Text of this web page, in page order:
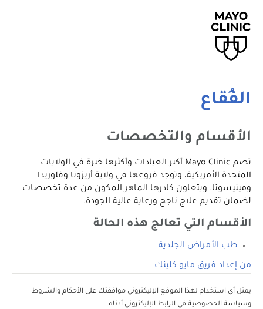
الفُقاع
الأقسام والتخصصات
تضم Mayo Clinic أكبر العيادات وأكثرها خبرة في الولايات
المتحدة الأمريكية، وتوجد فروعها في ولاية أريزونا وفلوريدا
ومينيسوتا. ويتعاون كادرها الماهر المكون من عدة تخصصات
لضمان تقديم علاج ناجح ورعاية عالية الجودة.
الأقسام التي تعالج هذه الحالة
طب الأمراض الجلدية
من إعداد فريق مايو كلينك
يمثل أي استخدام لهذا الموقع الإليكتروني موافقتك على الأحكام والشروط
وسياسة الخصوصية في الرابط الإليكتروني أدناه.